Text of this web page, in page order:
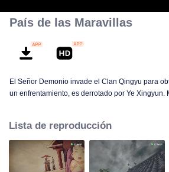
País de las Maravillas
El Señor Demonio invade el Clan Qingyu para
un enfrentamiento, es derrotado por Ye Xingyun.
misteriosa, An Yun, y se enreda en la disputa
Xingyun.
Lista de reproducción